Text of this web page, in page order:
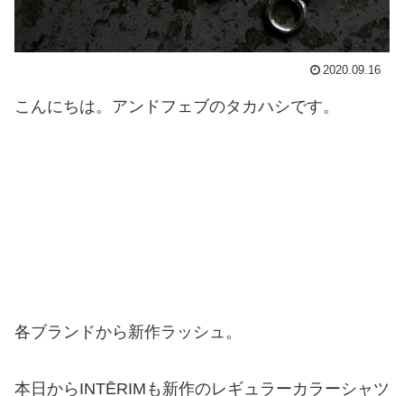
2020.09.16
こんにちは。アンドフェブのタカハシです。
各ブランドから新作ラッシュ。
本日からINTĒRIMも新作のレギュラーカラーシャツ